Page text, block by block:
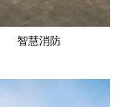
智慧消防